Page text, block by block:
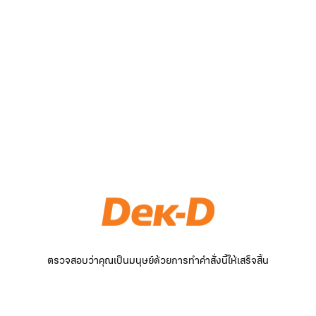
ตรวจสอบว่าคุณเป็นมนุษย์ด้วยการทำคำสั่งนี้ให้เสร็จสิ้น